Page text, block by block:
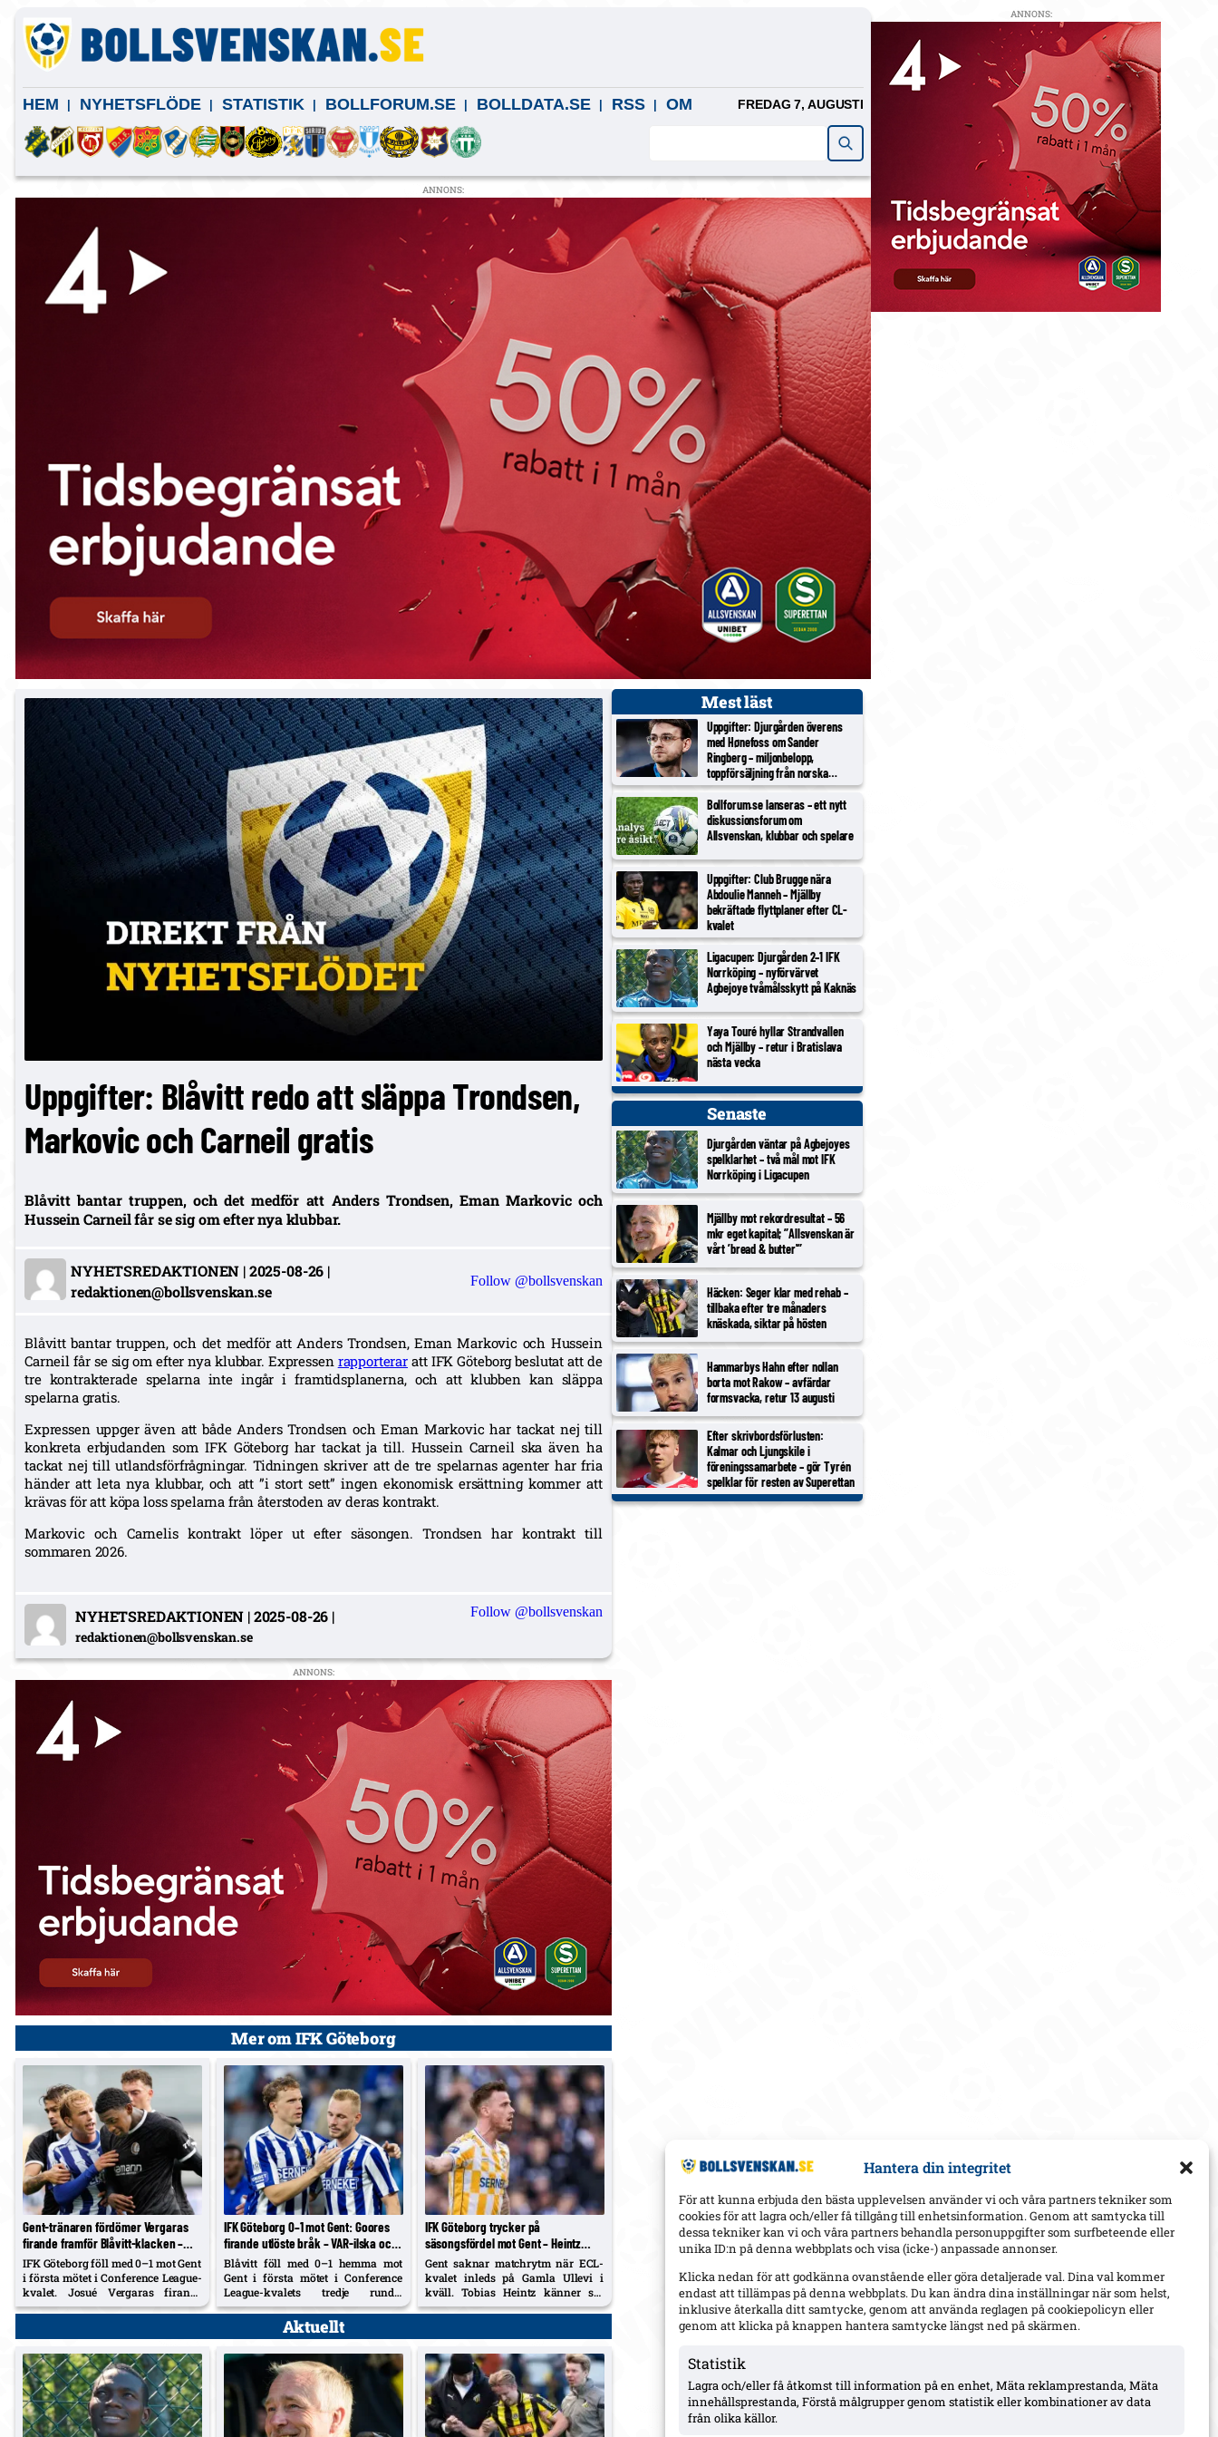
Hantera din integritet
För att kunna erbjuda den bästa upplevelsen använder vi och våra partners tekniker som
cookies för att lagra och/eller få tillgång till enhetsinformation. Genom att samtycka till
dessa tekniker kan vi och våra partners behandla personuppgifter som surfbeteende eller
unika ID:n på denna webbplats och visa (icke-) anpassade annonser.
Klicka nedan för att godkänna ovanstående eller göra detaljerade val. Dina val kommer
endast att tillämpas på denna webbplats. Du kan ändra dina inställningar när som helst,
inklusive återkalla ditt samtycke, genom att använda reglagen på cookiepolicyn eller
genom att klicka på knappen hantera samtycke längst ned på skärmen.
Statistik
Lagra och/eller få åtkomst till information på en enhet, Mäta reklamprestanda, Mäta
innehållsprestanda, Förstå målgrupper genom statistik eller kombinationer av data
från olika källor.
HEM NYHETSFLÖDE STATISTIK BOLLFORUM.SE BOLLDATA.SE RSS OM FREDAG 7, AUGUSTI
ANNONS:
Uppgifter: Blåvitt redo att släppa Trondsen,
Markovic och Carneil gratis
Blåvitt bantar truppen, och det medför att Anders Trondsen, Eman Markovic och
Hussein Carneil får se sig om efter nya klubbar.
NYHETSREDAKTIONEN |2025-08-26 |
redaktionen@bollsvenskan.se
Follow @bollsvenskan
Blåvitt bantar truppen, och det medför att Anders Trondsen, Eman Markovic och Hussein
Carneil får se sig om efter nya klubbar. Expressen rapporterar att IFK Göteborg beslutat att de
tre kontrakterade spelarna inte ingår i framtidsplanerna, och att klubben kan släppa
spelarna gratis.
Expressen uppger även att både Anders Trondsen och Eman Markovic har tackat nej till
konkreta erbjudanden som IFK Göteborg har tackat ja till. Hussein Carneil ska även ha
tackat nej till utlandsförfrågningar. Tidningen skriver att de tre spelarnas agenter har fria
händer att leta nya klubbar, och att ”i stort sett” ingen ekonomisk ersättning kommer att
krävas för att köpa loss spelarna från återstoden av deras kontrakt.
Markovic och Carnelis kontrakt löper ut efter säsongen. Trondsen har kontrakt till
sommaren 2026.
NYHETSREDAKTIONEN |2025-08-26 |
redaktionen@bollsvenskan.se
Follow @bollsvenskan
ANNONS:
Mer om IFK Göteborg
Gent-tränaren fördömer Vergaras
firande framför Blåvitt-klacken –
Tolf varnades i tumultet
IFK Göteborg föll med 0–1 mot Gent
i första mötet i Conference League-
kvalet. Josué Vergaras firande
framför Blåvitt-klacken utlöste
Erlingmark sågar domarinsatsen.
IFK Göteborg 0–1 mot Gent: Goores
firande utlöste bråk – VAR-ilska och
heta scener inför returen
Blåvitt föll med 0–1 hemma mot
Gent i första mötet i Conference
League-kvalets tredje runda.
Hyllarion Goores segermål och
firande framför hemmaklacken
triggade tumult, med varningar
rasade IFK-spelare mot en tidig
avblåsning trots VAR –...
IFK Göteborg trycker på
säsongsfördel mot Gent – Heintz
frisk och startaktuell inför ECL-
kvalet
Gent saknar matchrytm när ECL-
kvalet inleds på Gamla Ullevi i
kväll. Tobias Heintz känner sig
fräsch efter ljumskbekymmer och
Aktuellt
Mest läst
Uppgifter: Djurgården överens
med Hønefoss om Sander
Ringberg – miljonbelopp,
toppförsäljning från norska
tredjeligan
Bollforum.se lanseras – ett nytt
diskussionsforum om
Allsvenskan, klubbar och spelare
Uppgifter: Club Brugge nära
Abdoulie Manneh – Mjällby
bekräftade flyttplaner efter CL-
kvalet
Ligacupen: Djurgården 2–1 IFK
Norrköping – nyförvärvet
Agbejoye tvåmålsskytt på Kaknäs
Yaya Touré hyllar Strandvallen
och Mjällby – retur i Bratislava
nästa vecka
Senaste
Djurgården väntar på Agbejoyes
spelklarhet – två mål mot IFK
Norrköping i Ligacupen
Mjällby mot rekordresultat – 56
mkr eget kapital; ”Allsvenskan är
vårt ’bread & butter'”
Häcken: Seger klar med rehab –
tillbaka efter tre månaders
knäskada, siktar på hösten
Hammarbys Hahn efter nollan
borta mot Rakow – avfärdar
formsvacka, retur 13 augusti
Efter skrivbordsförlusten:
Kalmar och Ljungskile i
föreningssamarbete – gör Tyrén
spelklar för resten av Superettan
ANNONS: